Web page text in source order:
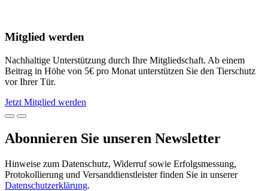
Mitglied werden
Nachhaltige Unterstützung durch Ihre Mitgliedschaft. Ab einem
Beitrag in Höhe von 5€ pro Monat unterstützen Sie den Tierschutz
vor Ihrer Tür.
Jetzt Mitglied werden
Abonnieren Sie unseren Newsletter
Hinweise zum Datenschutz, Widerruf sowie Erfolgsmessung,
Protokollierung und Versanddienstleister finden Sie in unserer
Datenschutzerklärung.